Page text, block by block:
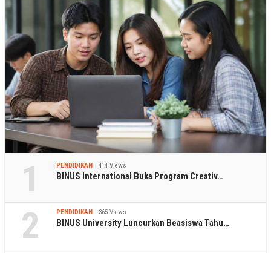
1 PENDIDIKAN 414 Views
BINUS International Buka Program Creativ…
2 PENDIDIKAN 365 Views
BINUS University Luncurkan Beasiswa Tahu…